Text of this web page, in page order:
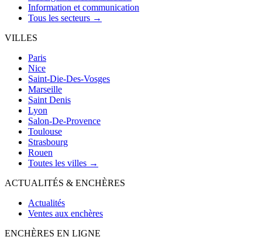
Information et communication
Tous les secteurs →
VILLES
Paris
Nice
Saint-Die-Des-Vosges
Marseille
Saint Denis
Lyon
Salon-De-Provence
Toulouse
Strasbourg
Rouen
Toutes les villes →
ACTUALITÉS & ENCHÈRES
Actualités
Ventes aux enchères
ENCHÈRES EN LIGNE